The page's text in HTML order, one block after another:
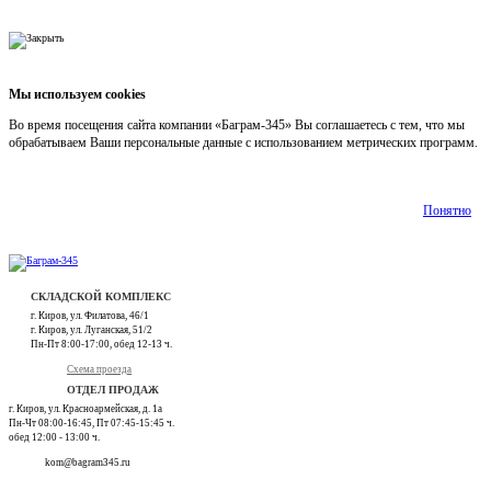
Мы используем cookies
Во время посещения сайта компании «Баграм-345» Вы соглашаетесь с тем, что мы
обрабатываем Ваши персональные данные с использованием метрических программ.
Понятно
СКЛАДСКОЙ КОМПЛЕКС
г. Киров, ул. Филатова, 46/1
г. Киров, ул. Луганская, 51/2
Пн-Пт 8:00-17:00, обед 12-13 ч.
Схема проезда
ОТДЕЛ ПРОДАЖ
г. Киров, ул. Красноармейская, д. 1а
Пн-Чт 08:00-16:45, Пт 07:45-15:45 ч.
обед 12:00 - 13:00 ч.
kom@bagram345.ru